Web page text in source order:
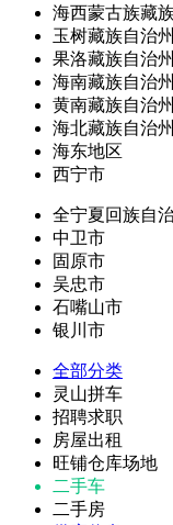
海西蒙古族藏
玉树藏族自治州
果洛藏族自治州
海南藏族自治州
黄南藏族自治州
海北藏族自治州
海东地区
西宁市
全宁夏回族自
中卫市
固原市
吴忠市
石嘴山市
银川市
全部分类
灵山拼车
招聘求职
房屋出租
旺铺仓库场地
二手车
二手房